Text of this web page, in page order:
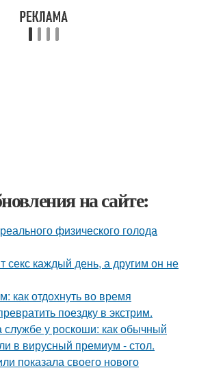
на сайте:
физического голода
секс каждый день, а другим он не
как отдохнуть во время
поездку в экстрим.
у роскоши: как обычный
в вирусный премиум - стол.
показала своего нового